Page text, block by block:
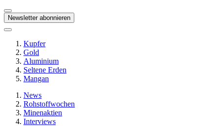
Newsletter abonnieren
Kupfer
Gold
Aluminium
Seltene Erden
Mangan
News
Rohstoffwochen
Minenaktien
Interviews